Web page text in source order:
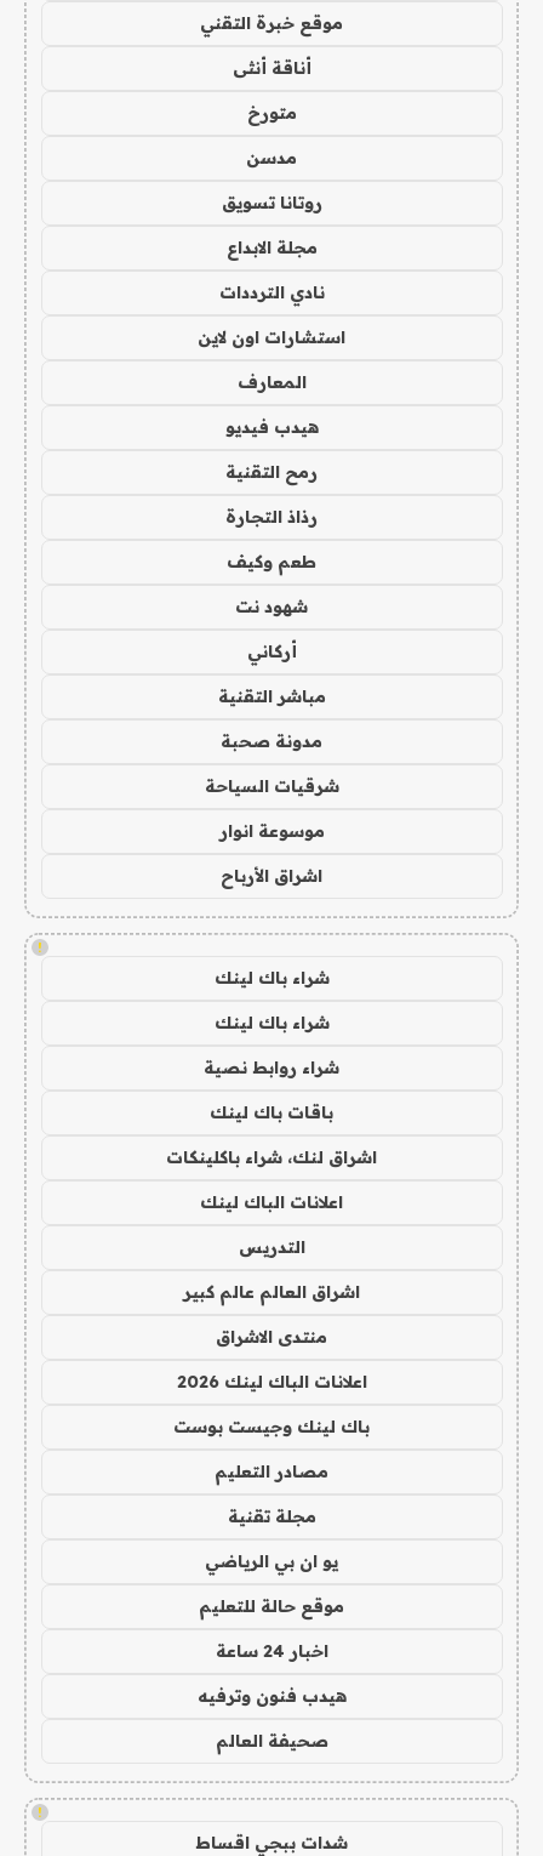
موقع خبرة التقني
أناقة أنثى
متورخ
مدسن
روتانا تسويق
مجلة الابداع
نادي الترددات
استشارات اون لاين
المعارف
هيدب فيديو
رمح التقنية
رذاذ التجارة
طعم وكيف
شهود نت
أركاني
مباشر التقنية
مدونة صحبة
شرقيات السياحة
موسوعة انوار
اشراق الأرباح
!
شراء باك لينك
شراء باك لينك
شراء روابط نصية
باقات باك لينك
اشراق لنك، شراء باكلينكات
اعلانات الباك لينك
التدريس
اشراق العالم عالم كبير
منتدى الاشراق
اعلانات الباك لينك 2026
باك لينك وجيست بوست
مصادر التعليم
مجلة تقنية
يو ان بي الرياضي
موقع حالة للتعليم
اخبار 24 ساعة
هيدب فنون وترفيه
صحيفة العالم
!
شدات ببجي اقساط